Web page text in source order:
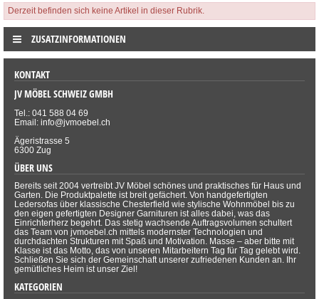
Derzeit befinden sich keine Artikel in dieser Rubrik.
ZUSATZINFORMATIONEN
KONTAKT
JV MÖBEL SCHWEIZ GMBH
Tel.: 041 588 04 69
Email: info@jvmoebel.ch
Ägeristrasse 5
6300 Zug
ÜBER UNS
Bereits seit 2004 vertreibt JV Möbel schönes und praktisches für Haus und
Garten. Die Produktpalette ist breit gefächert. Von handgefertigten
Ledersofas über klassische Chesterfield wie stylische Wohnmöbel bis zu
den eigen gefertigten Designer Garnituren ist alles dabei, was das
Einrichterherz begehrt. Das stetig wachsende Auftragsvolumen schultert
das Team von jvmoebel.ch mittels modernster Technologien und
durchdachten Strukturen mit Spaß und Motivation. Masse – aber bitte mit
Klasse ist das Motto, das von unseren Mitarbeitern Tag für Tag gelebt wird.
Schließen Sie sich der Gemeinschaft unserer zufriedenen Kunden an. Ihr
gemütliches Heim ist unser Ziel!
KATEGORIEN